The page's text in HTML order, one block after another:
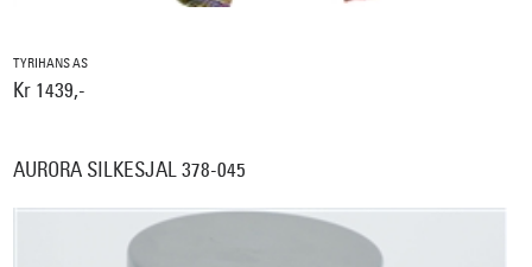
TYRIHANS AS
Kr 1439,-
AURORA SILKESJAL 378-045